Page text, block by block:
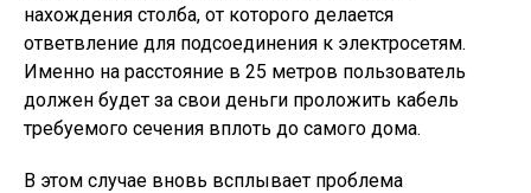
нахождения столба, от которого делается
ответвление для подсоединения к электросетям.
Именно на расстояние в 25 метров пользователь
должен будет за свои деньги проложить кабель
требуемого сечения вплоть до самого дома.
В этом случае вновь всплывает проблема